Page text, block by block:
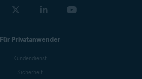
Für Privatanwender
Kundendienst
Sicherheit